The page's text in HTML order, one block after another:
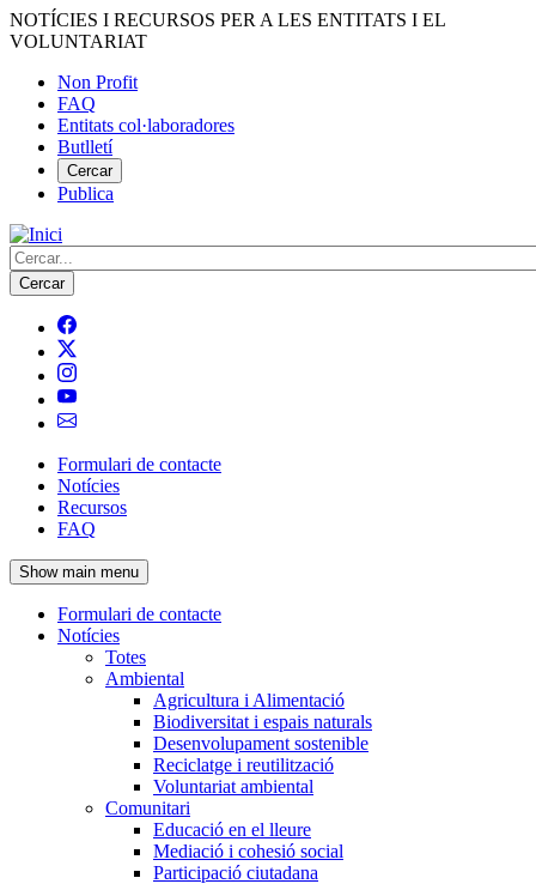
Vés
al
NOTÍCIES I RECURSOS PER A LES ENTITATS I EL
VOLUNTARIAT
Menú
del
compte
d'usuari
Non Profit
FAQ
Entitats col·laboradores
Butlletí
Cercar
Publica
Cerca
Navegació
principal
de
l'encapçalament
Formulari de contacte
Notícies
Recursos
FAQ
Show main menu
Navegació
principal
Formulari de contacte
Notícies
Totes
Ambiental
Agricultura i Alimentació
Biodiversitat i espais naturals
Desenvolupament sostenible
Reciclatge i reutilització
Voluntariat ambiental
Comunitari
Educació en el lleure
Mediació i cohesió social
Participació ciutadana